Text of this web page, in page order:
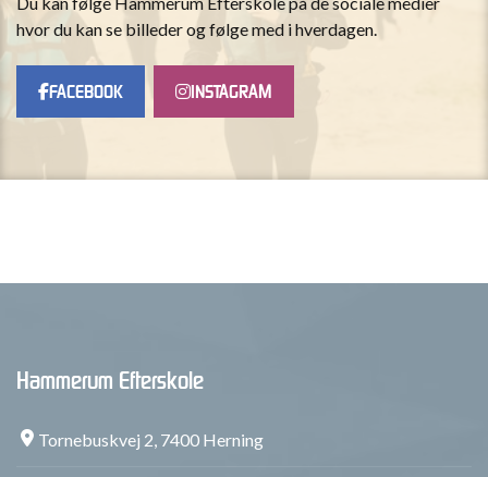
hvor du kan se billeder og følge med i hverdagen.
FACEBOOK INSTAGRAM
Hammerum Efterskole
Tornebuskvej 2, 7400 Herning